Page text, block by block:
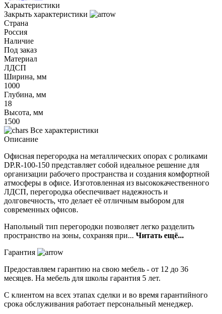
Характеристики
Закрыть характеристики
Страна
Россия
Наличие
Под заказ
Материал
ЛДСП
Ширина, мм
1000
Глубина, мм
18
Высота, мм
1500
Все характеристики
Описание
Офисная перегородка на металлических опорах с роликами
DP.R-100-150 представляет собой идеальное решение для
организации рабочего пространства и создания комфортной
атмосферы в офисе. Изготовленная из высококачественного
ЛДСП, перегородка обеспечивает надежность и
долговечность, что делает её отличным выбором для
современных офисов.
Напольный тип перегородки позволяет легко разделить
пространство на зоны, сохраняя при... Читать ещё...
Гарантия
Предоставляем гарантию на свою мебель - от 12 до 36
месяцев. На мебель для школы гарантия 5 лет.
С клиентом на всех этапах сделки и во время гарантийного
срока обслуживания работает персональный менеджер.